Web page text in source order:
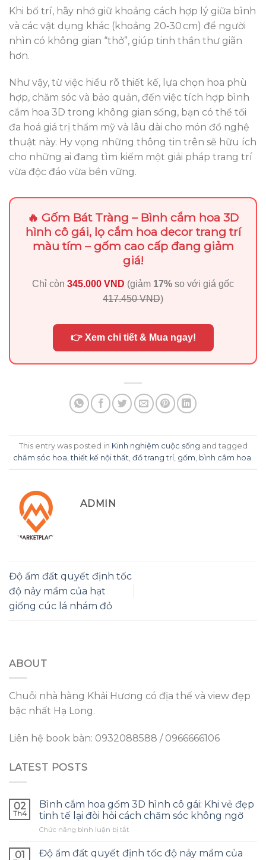
Khi bố trí, hãy nhớ giữ khoảng cách hợp lý giữa bình
và các vật dụng khác (khoảng 20‑30 cm) để người
nhìn có không gian “thở”, giúp tinh thần thư giãn
hơn.
Như vậy, từ việc hiểu rõ thiết kế, lựa chọn hoa phù
hợp, chăm sóc và bảo quản, đến việc tích hợp bình
cắm hoa 3D trong không gian sống, bạn có thể tối
đa hoá giá trị thẩm mỹ và lâu dài cho món đồ nghệ
thuật này. Hy vọng những thông tin trên sẽ hữu ích
cho những ai đang tìm kiếm một giải pháp trang trí
vừa độc đáo vừa bền vững.
🔥 Gốm Bát Tràng – Bình cắm hoa 3D
hình cô gái, lọ cắm hoa decor trang trí
màu tím – gốm cao cấp đang giảm
giá!
Chỉ còn 345.000 VND (giảm 17% so với giá gốc
417.450 VND)
👉 Xem chi tiết & Mua ngay!
This entry was posted in Kinh nghiệm cuộc sống and tagged
chăm sóc hoa ,thiết kế nội thất đồ trang trí, gốm bình cắm hoa
ADMIN
Độ ẩm đất quyết định tốc
độ nảy mầm của hạt
giống cúc lá nhám đỏ
ABOUT
Chuỗi nhà hàng Khải Hương có địa thế và view đẹp
bậc nhất Hạ Long.
Liên hệ book bàn: 0932088588 / 0966666106
LATEST POSTS
02
Th4
Bình cắm hoa gốm 3D hình cô gái: Khi vẻ đẹp
tinh tế lại đòi hỏi cách chăm sóc không ngờ
Chức năng bình luận bị tắtở
cắm
01
Độ ẩm đất quyết định tốc độ nảy mầm của